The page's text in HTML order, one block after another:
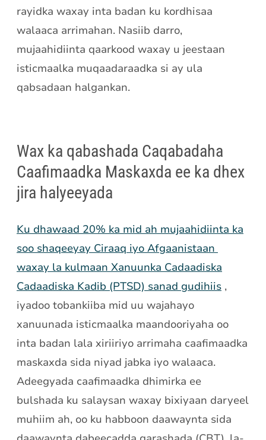
rayidka waxay inta badan ku kordhisaa
walaaca arrimahan. Nasiib darro,
mujaahidiinta qaarkood waxay u jeestaan ​​
isticmaalka muqaadaraadka si ay ula
qabsadaan halgankan.
Wax ka qabashada Caqabadaha
Caafimaadka Maskaxda ee ka dhex
jira halyeeyada
Ku dhawaad ​​20% ka mid ah mujaahidiinta ka
soo shaqeeyay Ciraaq iyo Afgaanistaan ​​
waxay la kulmaan Xanuunka Cadaadiska
Cadaadiska Kadib (PTSD) sanad gudihiis ,
iyadoo tobankiiba mid uu wajahayo
xanuunada isticmaalka maandooriyaha oo
inta badan lala xiriiriyo arrimaha caafimaadka
maskaxda sida niyad jabka iyo walaaca.
Adeegyada caafimaadka dhimirka ee
bulshada ku salaysan waxay bixiyaan daryeel
muhiim ah, oo ku habboon daawaynta sida